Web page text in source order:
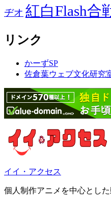
ヂオ 紅白Flash合
リンク
かーずSP
佐倉葉ウェブ文化研究
イイ・アクセス
個人制作アニメを中心とし